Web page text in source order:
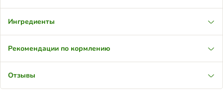
Ингредиенты
Рекомендации по кормлению
Отзывы